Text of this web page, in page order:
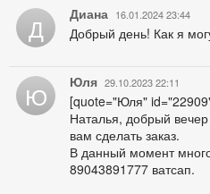
Д Диана 16.01.2024 23:44
Добрый день! Как я
Ю Юля 29.10.2023 22:11
[quote="Юля"
Наталья, добрый
вам сделать заказ.
В данный момент
89043891777 ватсап.